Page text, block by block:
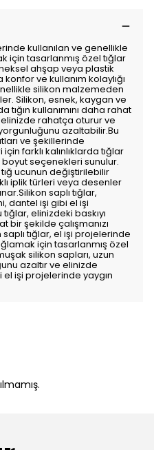
kullanılan ve genellikle
tasarlanmış özel tığlar
ahşap veya plastik
ve kullanım kolaylığı
silikon malzemeden
Silikon, esnek, kaygan ve
kullanımını daha rahat
elinizde rahatça oturur ve
azaltabilir.Bu
ve şekillerinde
farklı kalınlıklarda tığlar
seçenekleri sunulur.
tığ ucunun değiştirilebilir
iplik türleri veya desenler
saplı tığlar,
dantel işi gibi el işi
elinizdeki baskıyı
şekilde çalışmanızı
tığlar, el işi projelerinde
için tasarlanmış özel
silikon sapları, uzun
azaltır ve elinizde
el işi projelerinde yaygın